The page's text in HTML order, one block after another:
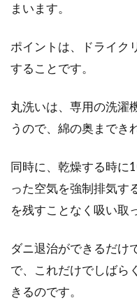
てい
楽天
皆さ
物を
を購...
洋室
まいます。
ポイントは、ドライク
することです。
丸洗いは、専用の洗濯
うので、綿の奥までき
同時に、乾燥する時
った空気を強制排気す
を残すことなく吸い取
ダニ退治ができるだけ
で、これだけでしばら
きるのです。